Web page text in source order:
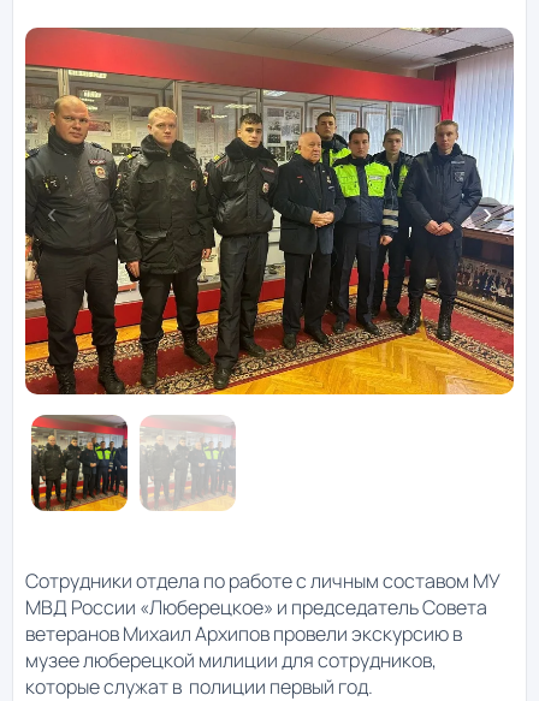
Сотрудники отдела по работе с личным составом МУ
МВД России «Люберецкое» и председатель Совета
ветеранов Михаил Архипов провели экскурсию в
музее люберецкой милиции для сотрудников,
которые служат в полиции первый год.